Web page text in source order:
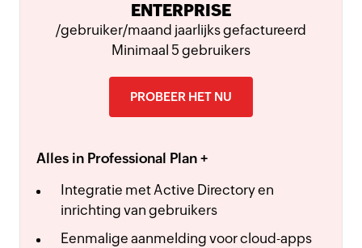
ENTERPRISE
/gebruiker/maand jaarlijks gefactureerd
Minimaal 5 gebruikers
PROBEER HET NU
Alles in Professional Plan +
Integratie met Active Directory en
inrichting van gebruikers
Eenmalige aanmelding voor cloud-apps